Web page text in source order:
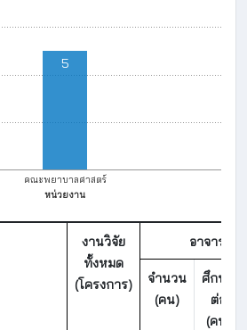
คณะพยาบาลศาสตร์
หน่วยงาน
5
งานวิจัย
ทั้งหมด
(โครงการ)
อาจารย์แ
จำนวน
(คน)
ศึกษา
ต่อ
(คน)